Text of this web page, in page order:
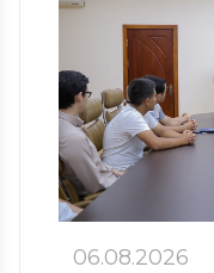
06.08.2026